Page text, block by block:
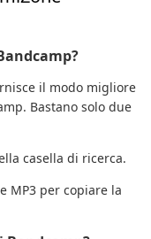
il modo migliore
Bastano solo due
casella di ricerca.
MP3 per copiare la